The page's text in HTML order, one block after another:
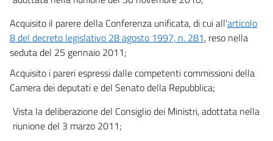
Capo II
CONTROLLI E SANZIONI
42
43
44
Titolo IX
Acquisito il parere della Conferenza unificata, di cui all'articolo
8 del decreto legislativo 28 agosto 1997, n. 281, reso nella
seduta del 25 gennaio 2011;
Acquisito i pareri espressi dalle competenti commissioni della
Camera dei deputati e del Senato della Repubblica;
Vista la deliberazione del Consiglio dei Ministri, adottata nella
riunione del 3 marzo 2011;